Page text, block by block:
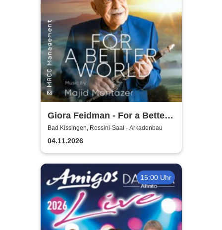
Giora Feidman - For a Better
World
Bad Kissingen, Rossini-Saal - Arkadenbau
04.11.2026
15:00 Uhr